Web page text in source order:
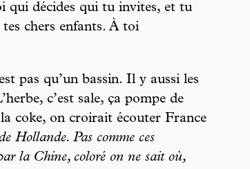
qui décides qui tu invites, et tu
chers enfants. À toi
pas qu’un bassin. Il y aussi les
c’est sale, ça pompe de
coke, on croirait écouter France
Hollande. Pas comme ces
la Chine, coloré on ne sait où,